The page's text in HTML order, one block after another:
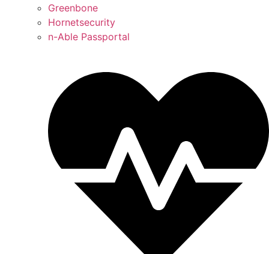
Greenbone
Hornetsecurity
n-Able Passportal